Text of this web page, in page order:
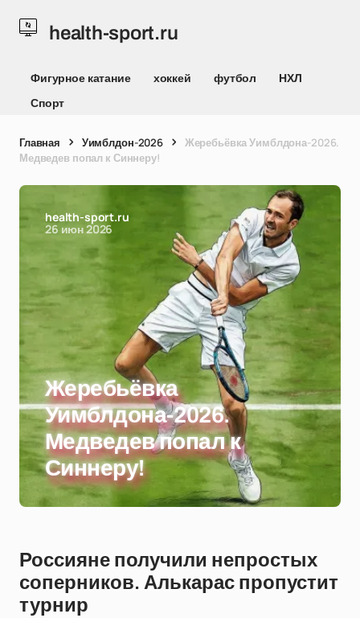
health-sport.ru
Фигурное катание хоккей футбол
НХЛ
Спорт
Главная Уимблдон-2026
Жеребьёвка Уимблдона-2026.
Медведев попал к Синнеру!
health-sport.ru
26 июн 2026
Жеребьёвка
Уимблдона-2026.
Медведев попал к
Синнеру!
Россияне получили непростых
соперников. Алькарас пропустит
турнир